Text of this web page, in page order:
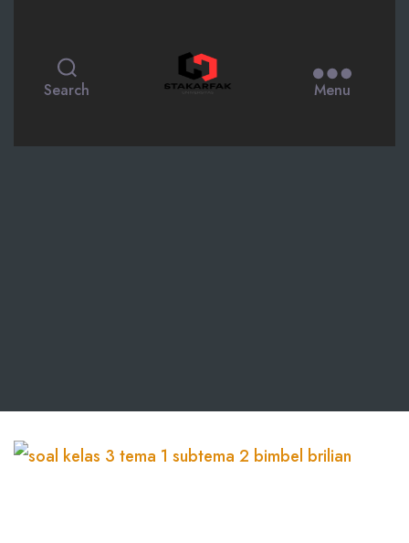
Search Menu